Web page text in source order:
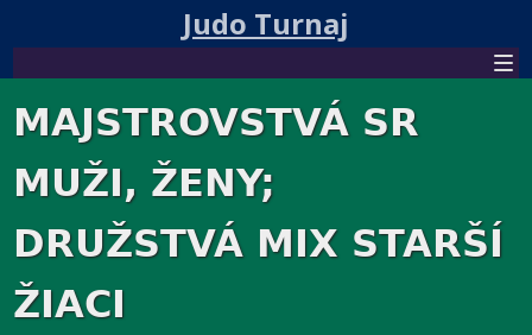
Judo Turnaj
MAJSTROVSTVÁ SR
MUŽI, ŽENY;
DRUŽSTVÁ MIX STARŠÍ
ŽIACI